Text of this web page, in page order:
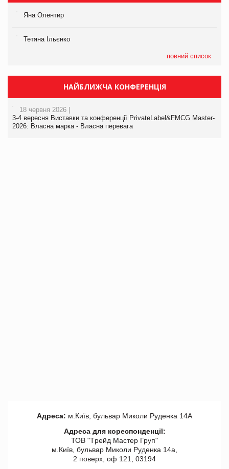
Яна Олентир
Тетяна Ільєнко
повний список
НАЙБЛИЖЧА КОНФЕРЕНЦІЯ
18 червня 2026 |
3-4 вересня Виставки та конференції PrivateLabel&FMCG Master-
2026: Власна марка - Власна перевага
Адреса: м.Київ, бульвар Миколи Руденка 14А
Адреса для кореспонденції:
ТОВ "Tрейд Мастер Груп"
м.Київ, бульвар Миколи Руденка 14а,
2 поверх, оф 121, 03194